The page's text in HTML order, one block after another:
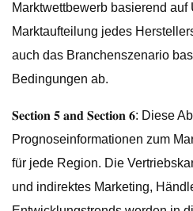
Marktwettbewerb basierend auf
Marktaufteilung jedes
auch das Branchenszenario
Bedingungen ab.
𝐒𝐞𝐜𝐭𝐢𝐨𝐧 𝟓 𝐚𝐧𝐝 𝐒𝐞𝐜𝐭𝐢𝐨𝐧 𝟔: Diese
Prognoseinformationen zum
für jede Region. Die
und indirektes Marketing,